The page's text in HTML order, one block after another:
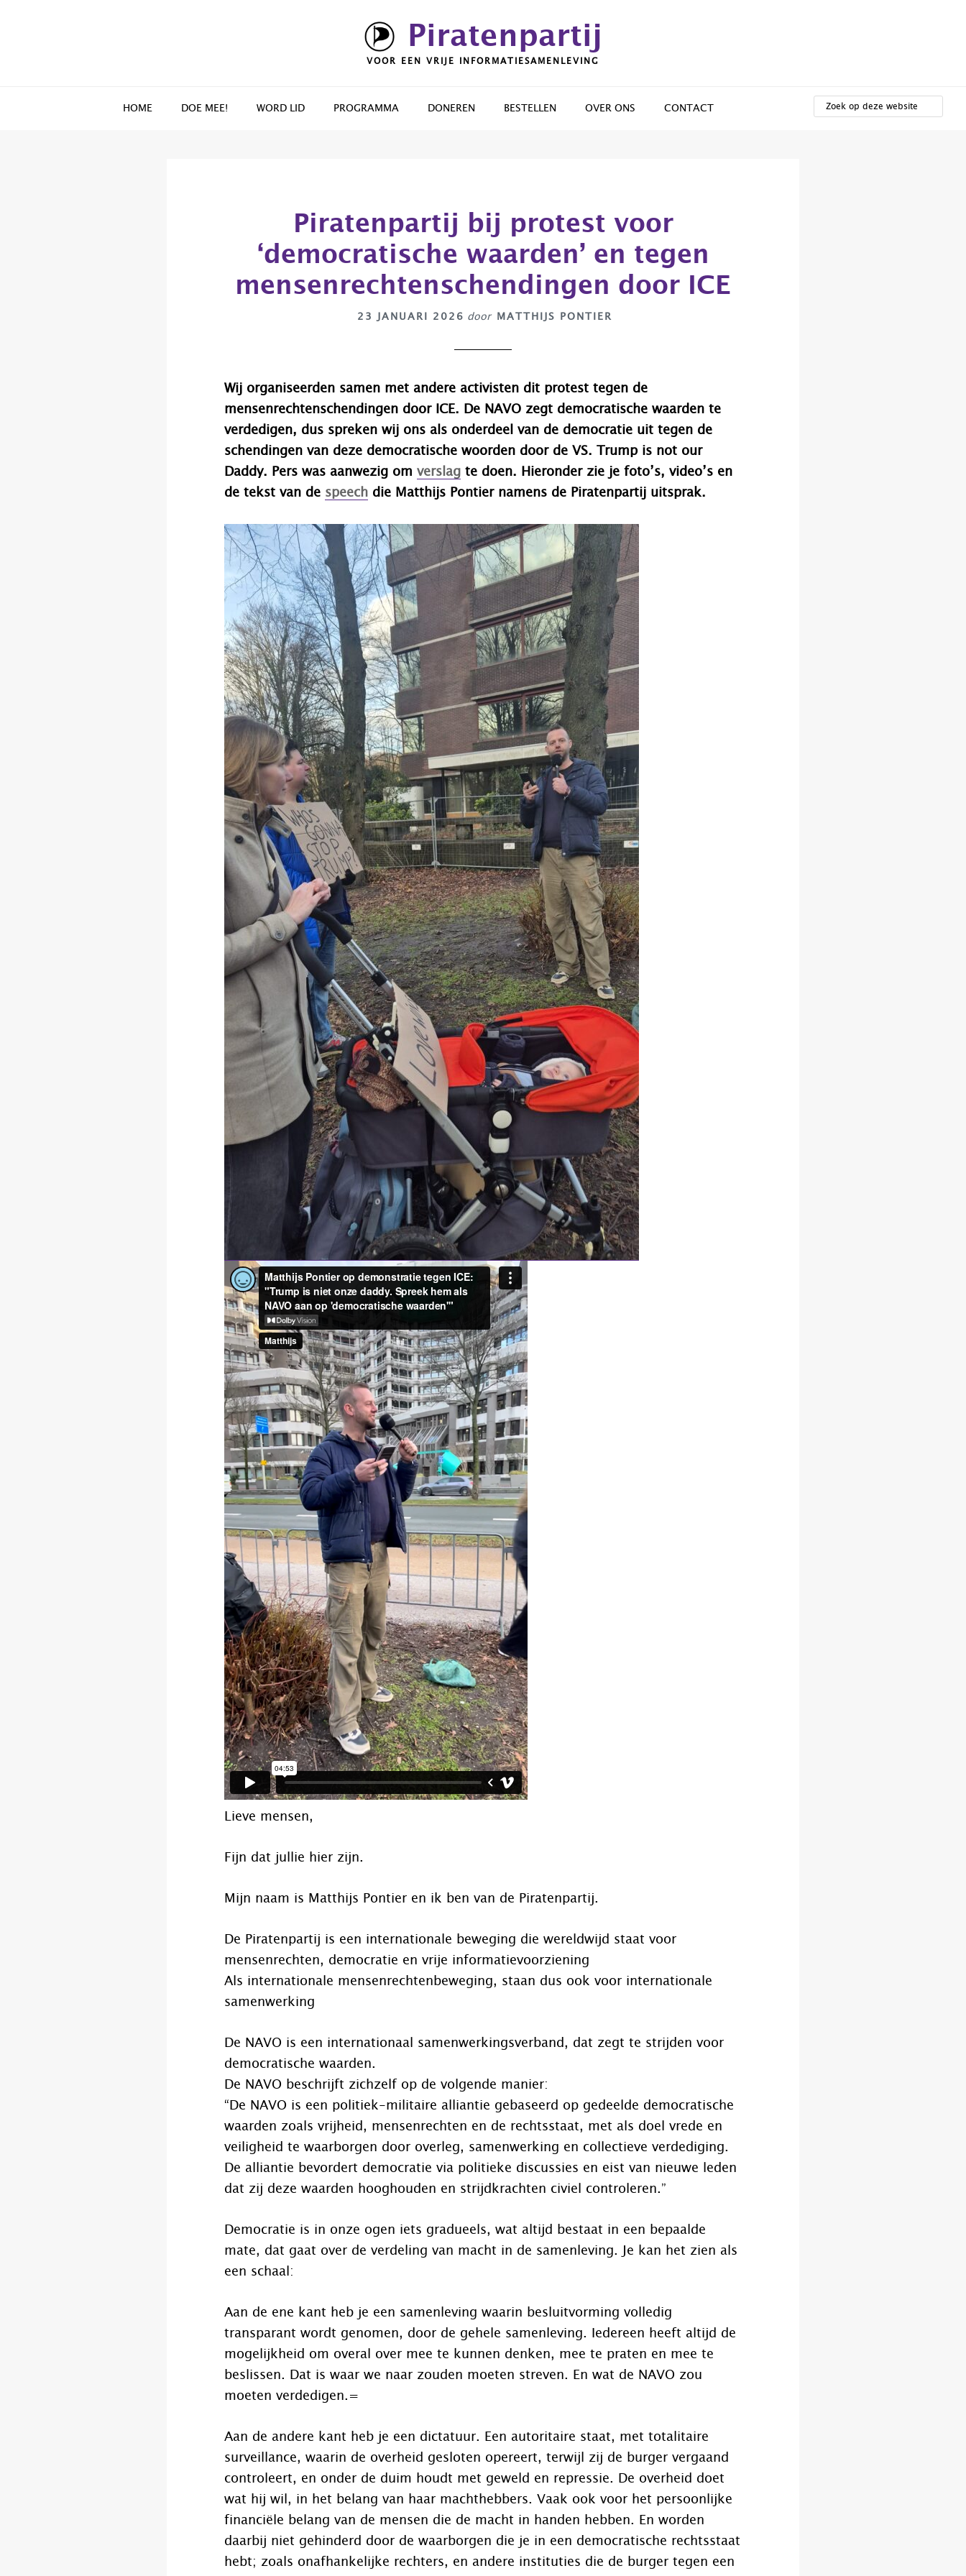
Piratenpartij
VOOR EEN VRIJE INFORMATIESAMENLEVING
HOME DOE MEE! WORD LID PROGRAMMA DONEREN BESTELLEN OVER ONS CONTACT
OP
DEZE
Piratenpartij bij protest voor
‘democratische waarden’ en tegen
mensenrechtenschendingen door ICE
23 JANUARI 2026 door MATTHIJS PONTIER
Wij organiseerden samen met andere activisten dit protest tegen de
mensenrechtenschendingen door ICE. De NAVO zegt democratische waarden te
verdedigen, dus spreken wij ons als onderdeel van de democratie uit tegen de
schendingen van deze democratische woorden door de VS. Trump is not our
Daddy.
Pers was aanwezig om verslag te doen. Hieronder zie je foto’s, video’s en
de tekst van de speech die Matthijs Pontier namens de Piratenpartij uitsprak.
Lieve mensen,
Fijn dat jullie hier zijn.
Mijn naam is Matthijs Pontier en ik ben van de Piratenpartij.
De Piratenpartij is een internationale beweging die wereldwijd staat voor
mensenrechten, democratie en vrije informatievoorziening
Als internationale mensenrechtenbeweging, staan dus ook voor internationale
samenwerking
De NAVO is een internationaal samenwerkingsverband, dat zegt te strijden voor
democratische waarden.
De NAVO beschrijft zichzelf op de volgende manier:
“De NAVO is een politiek-militaire alliantie gebaseerd op gedeelde democratische
waarden zoals vrijheid, mensenrechten en de rechtsstaat, met als doel vrede en
veiligheid te waarborgen door overleg, samenwerking en collectieve verdediging.
De alliantie bevordert democratie via politieke discussies en eist van nieuwe leden
dat zij deze waarden hooghouden en strijdkrachten civiel controleren.”
Democratie is in onze ogen iets gradueels, wat altijd bestaat in een bepaalde
mate, dat gaat over de verdeling van macht in de samenleving. Je kan het zien als
een schaal:
Aan de ene kant heb je een samenleving waarin besluitvorming volledig
transparant wordt genomen, door de gehele samenleving. Iedereen heeft altijd de
mogelijkheid om overal over mee te kunnen denken, mee te praten en mee te
beslissen. Dat is waar we naar zouden moeten streven. En wat de NAVO zou
moeten verdedigen.=
Aan de andere kant heb je een dictatuur. Een autoritaire staat, met totalitaire
surveillance, waarin de overheid gesloten opereert, terwijl zij de burger vergaand
controleert, en onder de duim houdt met geweld en repressie. De overheid doet
wat hij wil, in het belang van haar machthebbers. Vaak ook voor het persoonlijke
financiële belang van de mensen die de macht in handen hebben. En worden
daarbij niet gehinderd door de waarborgen die je in een democratische rechtsstaat
hebt; zoals onafhankelijke rechters, en andere instituties die de burger tegen een